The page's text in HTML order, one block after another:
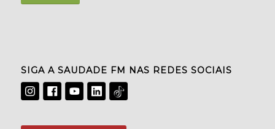
SIGA A SAUDADE FM NAS REDES SOCIAIS